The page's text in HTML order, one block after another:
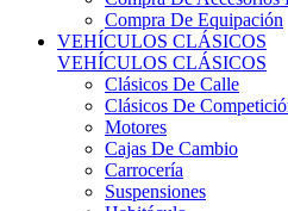
VEHÍCULOS CLÁSICOS
VEHÍCULOS CLÁSICOS
Clásicos De Calle
Clásicos De Competición
Motores
Cajas De Cambio
Carrocería
Suspensiones
Habitáculo
Llantas